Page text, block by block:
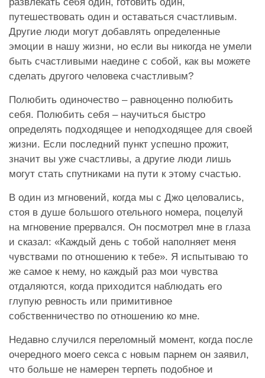
развлекать себя один, готовить один,
путешествовать один и оставаться счастливым.
Другие люди могут добавлять определенные
эмоции в нашу жизни, но если вы никогда не умели
быть счастливыми наедине с собой, как вы можете
сделать другого человека счастливым?
Полюбить одиночество – равноценно полюбить
себя. Полюбить себя – научиться быстро
определять подходящее и неподходящее для своей
жизни. Если последний пункт успешно прожит,
значит вы уже счастливы, а другие люди лишь
могут стать спутниками на пути к этому счастью.
В один из мгновений, когда мы с Джо целовались,
стоя в душе большого отельного номера, поцелуй
на мгновение прервался. Он посмотрел мне в глаза
и сказал: «Каждый день с тобой наполняет меня
чувствами по отношению к тебе». Я испытываю то
же самое к нему, но каждый раз мои чувства
отдаляются, когда приходится наблюдать его
глупую ревность или примитивное
собственничество по отношению ко мне.
Недавно случился переломный момент, когда после
очередного моего секса с новым парнем он заявил,
что больше не намерен терпеть подобное и